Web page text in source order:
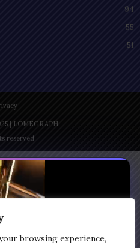
browsing experience,
94
55
51
| LOMEGRAPH
reserved